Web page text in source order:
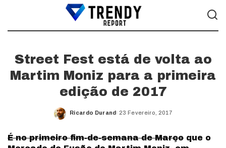
Street Fest está de volta ao
Martim Moniz para a primeira
edição de 2017
Posted
Ricardo Durand 23 Fevereiro, 2017
É no primeiro fim-de-semana de Março que o